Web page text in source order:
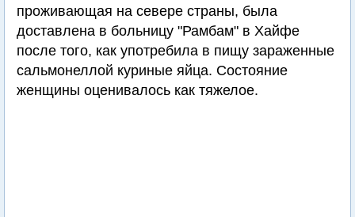
проживающая на севере страны, была
доставлена в больницу "Рамбам" в Хайфе
после того, как употребила в пищу зараженные
сальмонеллой куриные яйца. Состояние
женщины оценивалось как тяжелое.